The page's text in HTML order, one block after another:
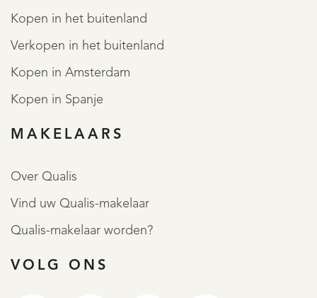
Kopen in het buitenland
Verkopen in het buitenland
Kopen in Amsterdam
Kopen in Spanje
MAKELAARS
Over Qualis
Vind uw Qualis-makelaar
Qualis-makelaar worden?
VOLG ONS